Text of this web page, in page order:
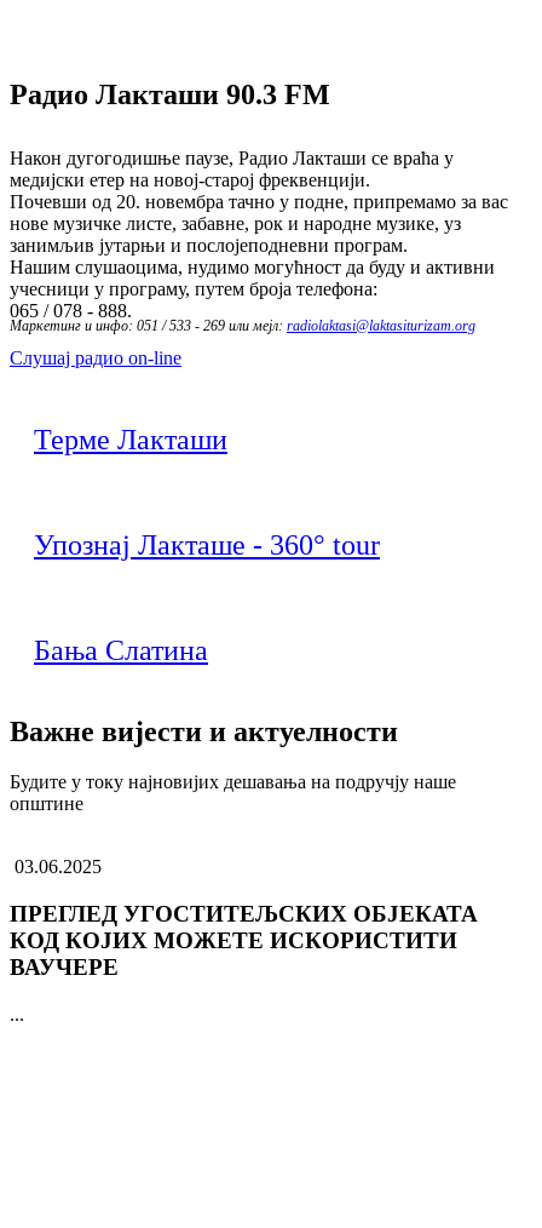
Радио Лакташи 90.3 FM
Након дугогодишње паузе, Радио Лакташи се враћа у
медијски етер на новој-старој фреквенцији.
Почевши од 20. новембра тачно у подне, припремамо за вас
нове музичке листе, забавне, рок и народне музике, уз
занимљив јутарњи и послојеподневни програм.
Нашим слушаоцима, нудимо могућност да буду и активни
учесници у програму, путем броја телефона:
065 / 078 - 888.
Маркетинг и инфо: 051 / 533 - 269 или мејл: radiolaktasi@laktasiturizam.org
Слушај радио on-line
Терме Лакташи
Упознај Лакташе - 360° tour
Бања Слатина
Важне вијести и актуелности
Будите у току најновијих дешавања на подручју наше
општине
03.06.2025
ПРЕГЛЕД УГОСТИТЕЉСКИХ ОБЈЕКАТА
КОД КОЈИХ МОЖЕТЕ ИСКОРИСТИТИ
ВАУЧЕРЕ
...